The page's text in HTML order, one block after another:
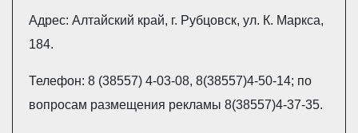
Адрес: Алтайский край, г. Рубцовск, ул. К. Маркса,
184.
Телефон: 8 (38557) 4-03-08, 8(38557)4-50-14; по
вопросам размещения рекламы 8(38557)4-37-35.